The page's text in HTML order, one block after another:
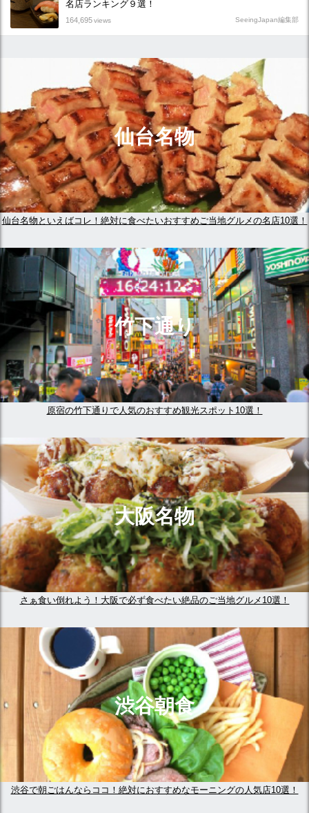
名店ランキング９選！
164,695views SeeingJapan編集部
仙台名物
仙台名物といえばコレ！絶対に食べたいおすすめご当地グルメの名店10選！
竹下通り
原宿の竹下通りで人気のおすすめ観光スポット10選！
大阪名物
さぁ食い倒れよう！大阪で必ず食べたい絶品のご当地グルメ10選！
渋谷朝食
渋谷で朝ごはんならココ！絶対におすすめなモーニングの人気店10選！